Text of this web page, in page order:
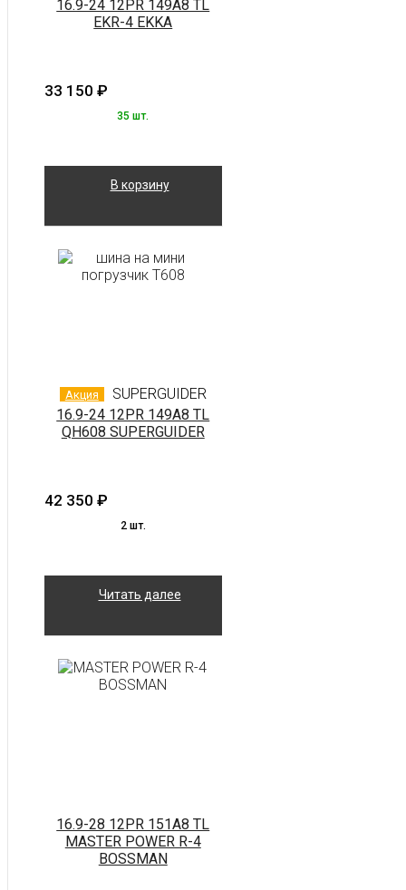
16.9-24 12PR 149A8 TL
EKR-4 EKKA
33 150 ₽
35 шт.
В корзину
Акция
SUPERGUIDER
16.9-24 12PR 149A8 TL
QH608 SUPERGUIDER
42 350 ₽
2 шт.
Читать далее
16.9-28 12PR 151A8 TL
MASTER POWER R-4
BOSSMAN